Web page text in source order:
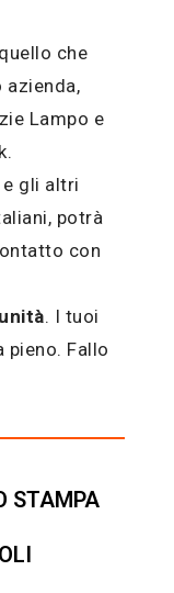
che
azienda,
Lampo e
gli altri
potrà
con
. I tuoi
Fallo
STAMPA